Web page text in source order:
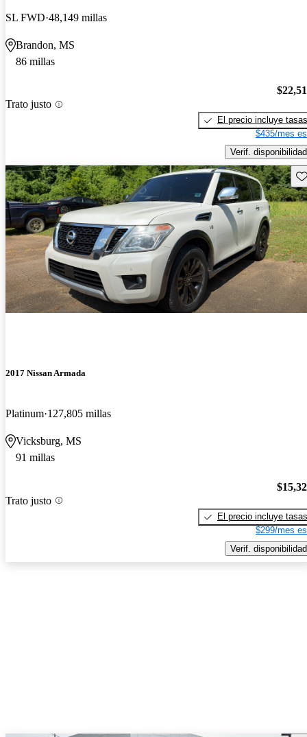
SL FWD 48,149 millas
Brandon, MS
86 millas
Trato justo
El precio incluye tasas
$435/mes
Verif. disponibilidad
2017 Nissan Armada
Platinum 127,805 millas
Vicksburg, MS
91 millas
Trato justo
El precio incluye tasas
$299/mes
Verif. disponibilidad